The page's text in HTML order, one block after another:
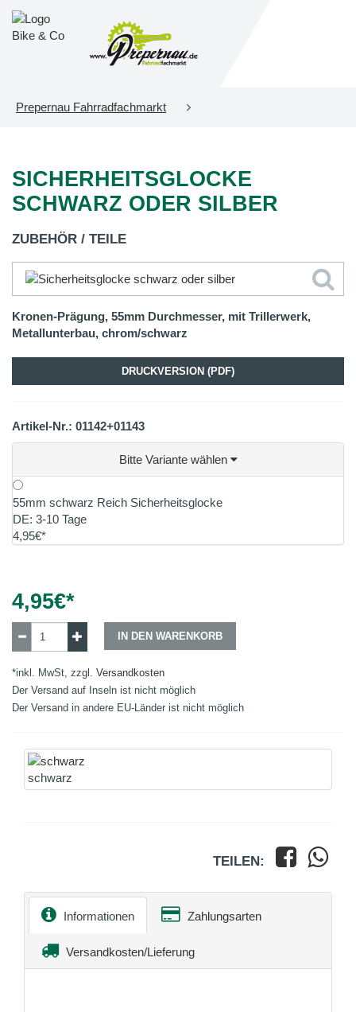
Prepernau Fahrradfachmarkt
SICHERHEITSGLOCKE
SCHWARZ ODER SILBER
ZUBEHÖR / TEILE
Kronen-Prägung, 55mm Durchmesser, mit Trillerwerk,
Metallunterbau, chrom/schwarz
DRUCKVERSION (PDF)
Artikel-Nr.: 01142+01143
Bitte Variante wählen
55mm schwarz Reich Sicherheitsglocke
DE: 3-10 Tage
4,95€*
4,95€*
IN DEN WARENKORB
*inkl. MwSt, zzgl. Versandkosten
Der Versand auf Inseln ist nicht möglich
Der Versand in andere EU-Länder ist nicht möglich
schwarz
TEILEN:
Informationen Zahlungsarten
Versandkosten/Lieferung